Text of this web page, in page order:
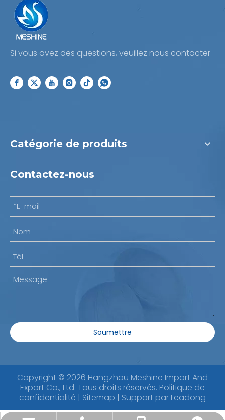
Si vous avez des questions, veuillez nous contacter
Catégorie de produits
Contactez-nous
Soumettre
Copyright © 2026 Hangzhou Meshine Import And
Export Co., Ltd. Tous droits réservés. Politique de
confidentialité | Sitemap | Support par Leadong